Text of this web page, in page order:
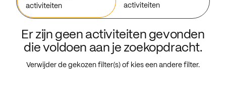
activiteiten
activiteiten
Er zijn geen activiteiten gevonden
die voldoen aan je zoekopdracht.
Verwijder de gekozen filter(s) of kies een andere filter.